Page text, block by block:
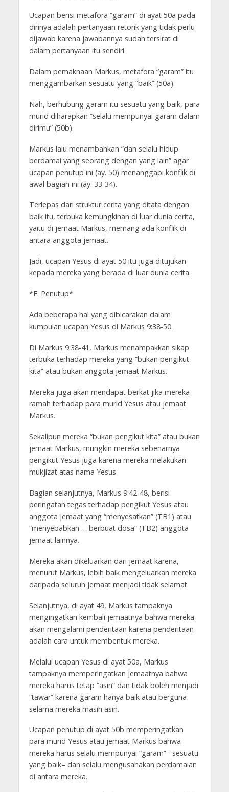
Ucapan berisi metafora “garam” di ayat 50a pada
dirinya adalah pertanyaan retorik yang tidak perlu
dijawab karena jawabannya sudah tersirat di
dalam pertanyaan itu sendiri.
Dalam pemaknaan Markus, metafora “garam” itu
menggambarkan sesuatu yang “baik” (50a).
Nah, berhubung garam itu sesuatu yang baik, para
murid diharapkan “selalu mempunyai garam dalam
dirimu” (50b).
Markus lalu menambahkan “dan selalu hidup
berdamai yang seorang dengan yang lain” agar
ucapan penutup ini (ay. 50) menanggapi konflik di
awal bagian ini (ay. 33-34).
Terlepas dari struktur cerita yang ditata dengan
baik itu, terbuka kemungkinan di luar dunia cerita,
yaitu di jemaat Markus, memang ada konflik di
antara anggota jemaat.
Jadi, ucapan Yesus di ayat 50 itu juga ditujukan
kepada mereka yang berada di luar dunia cerita.
*E. Penutup*
Ada beberapa hal yang dibicarakan dalam
kumpulan ucapan Yesus di Markus 9:38-50.
Di Markus 9:38-41, Markus menampakkan sikap
terbuka terhadap mereka yang “bukan pengikut
kita” atau bukan anggota jemaat Markus.
Mereka juga akan mendapat berkat jika mereka
ramah terhadap para murid Yesus atau jemaat
Markus.
Sekalipun mereka “bukan pengikut kita” atau bukan
jemaat Markus, mungkin mereka sebenarnya
pengikut Yesus juga karena mereka melakukan
mukjizat atas nama Yesus.
Bagian selanjutnya, Markus 9:42-48, berisi
peringatan tegas terhadap pengikut Yesus atau
anggota jemaat yang “menyesatkan” (TB1) atau
“menyebabkan … berbuat dosa” (TB2) anggota
jemaat lainnya.
Mereka akan dikeluarkan dari jemaat karena,
menurut Markus, lebih baik mengeluarkan mereka
daripada seluruh jemaat menjadi tidak selamat.
Selanjutnya, di ayat 49, Markus tampaknya
mengingatkan kembali jemaatnya bahwa mereka
akan mengalami penderitaan karena penderitaan
adalah cara untuk membentuk mereka.
Melalui ucapan Yesus di ayat 50a, Markus
tampaknya memperingatkan jemaatnya bahwa
mereka harus tetap “asin” dan tidak boleh menjadi
“tawar” karena garam hanya baik atau berguna
selama mereka masih asin.
Ucapan penutup di ayat 50b memperingatkan
para murid Yesus atau jemaat Markus bahwa
mereka harus selalu mempunyai “garam” –sesuatu
yang baik– dan selalu mengusahakan perdamaian
di antara mereka.